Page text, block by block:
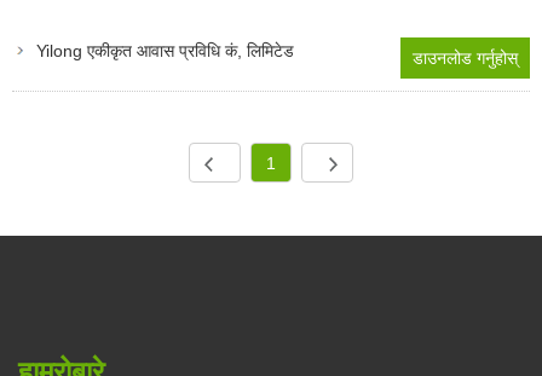
Yilong एकीकृत आवास प्रविधि कं, लिमिटेड डाउनलोड गर्नुहोस्
1